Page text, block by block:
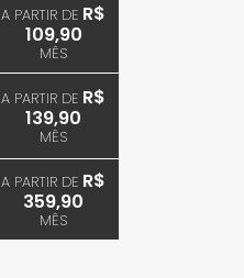
A PARTIR DE R$
109,90
MÊS
A PARTIR DE R$
139,90
MÊS
A PARTIR DE R$
359,90
MÊS